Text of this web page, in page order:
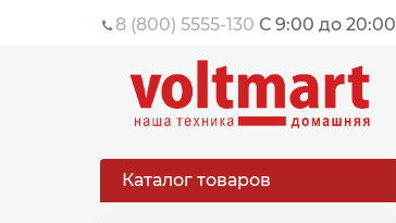
8 (800) 5555-130 С 9:00 до 20:00
Каталог товаров